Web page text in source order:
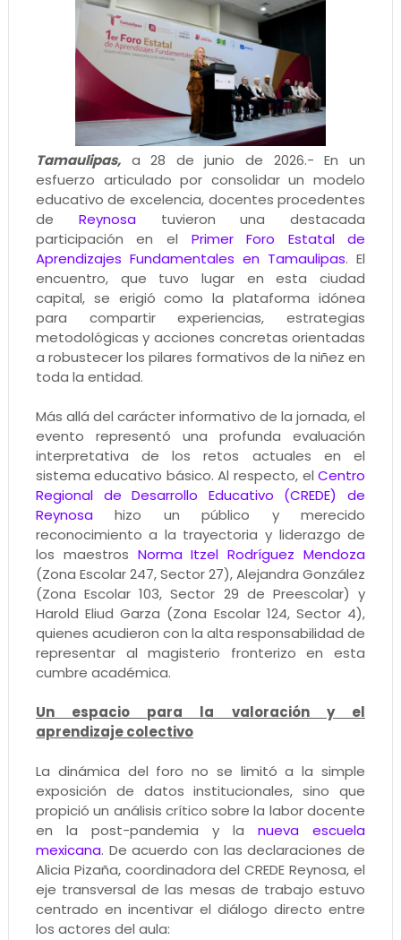
Tamaulipas,a 28 de junio de 2026.- En un
esfuerzo articulado por consolidar un modelo
educativo de excelencia, docentes procedentes
de Reynosatuvieron una destacada
participación en el Primer Foro Estatal de
Aprendizajes Fundamentales en Tamaulipas. El
encuentro, que tuvo lugar en esta ciudad
capital, se erigió como la plataforma idónea
para compartir experiencias, estrategias
metodológicas y acciones concretas orientadas
a robustecer los pilares formativos de la niñez en
toda la entidad.
Más allá del carácter informativo de la jornada, el
evento representó una profunda evaluación
interpretativa de los retos actuales en el
sistema educativo básico. Al respecto, elCentro
Regional de Desarrollo Educativo (CREDE) de
Reynosahizo un público y merecido
reconocimiento a la trayectoria y liderazgo de
los maestros Norma Itzel Rodríguez Mendoza
(Zona Escolar 247, Sector 27), Alejandra González
(Zona Escolar 103, Sector 29 de Preescolar) y
Harold Eliud Garza (Zona Escolar 124, Sector 4),
quienes acudieron con la alta responsabilidad de
representar al magisterio fronterizo en esta
cumbre académica.
Un espacio para la valoración y el
aprendizaje colectivo
La dinámica del foro no se limitó a la simple
exposición de datos institucionales, sino que
propició un análisis crítico sobre la labor docente
en la post-pandemia y lanueva escuela
mexicana. De acuerdo con las declaraciones de
Alicia Pizaña, coordinadora del CREDE Reynosa, el
eje transversal de las mesas de trabajo estuvo
centrado en incentivar el diálogo directo entre
los actores del aula: